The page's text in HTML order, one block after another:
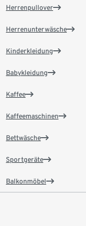
Herrenpullover
Herrenunterwäsche
Kinderkleidung
Babykleidung
Kaffee
Kaffeemaschinen
Bettwäsche
Sportgeräte
Balkonmöbel